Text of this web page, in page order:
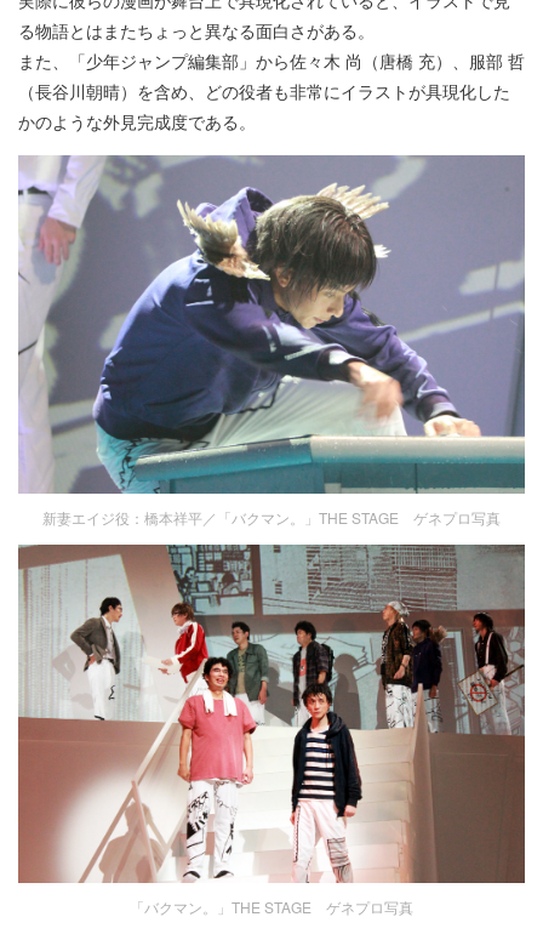
る物語とはまたちょっと異なる面白さがある。
また、「少年ジャンプ編集部」から佐々木 尚（唐橋 充）、服部 哲
（長谷川朝晴）を含め、どの役者も非常にイラストが具現化した
かのような外見完成度である。
新妻エイジ役：橋本祥平／「バクマン。」THE STAGE ゲネプロ写真
「バクマン。」THE STAGE ゲネプロ写真